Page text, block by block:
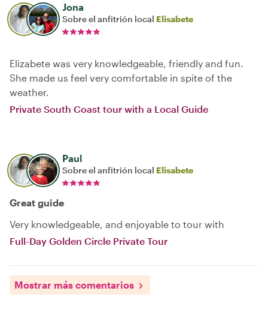
Jona
Sobre el anfitrión local Elisabete
Elizabete was very knowledgeable, friendly and fun.
She made us feel very comfortable in spite of the
weather.
Private South Coast tour with a Local Guide
Paul
Sobre el anfitrión local Elisabete
Great guide
Very knowledgeable, and enjoyable to tour with
Full-Day Golden Circle Private Tour
Mostrar más comentarios